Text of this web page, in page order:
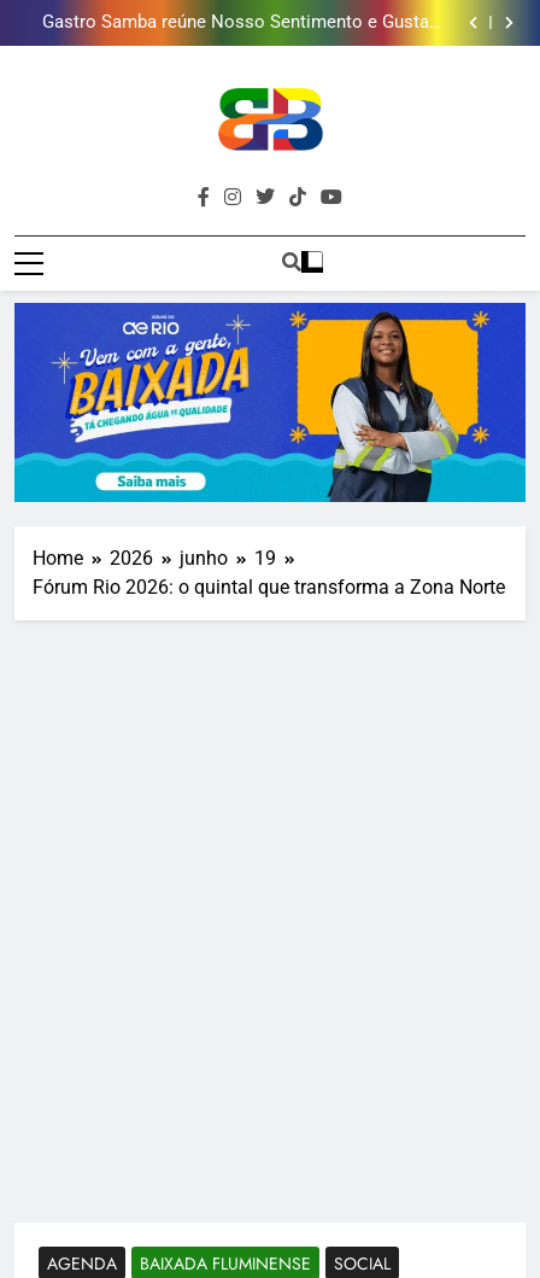
mais combina com ele
Lins em Nova Iguaçu neste fim de semana
Shopping Grande Rio sorteia MacBook e oferece
vinho em campanha de Dia dos Pais
Obra garante a preservação de 190 milhões de litros
presentear o seu pai. Descubra como escolher o que
mais combina com ele
Gastro Samba reúne Nosso Sentimento e Gustavo
Lins em Nova Iguaçu neste fim de semana
Shopping Grande Rio sorteia MacBook e oferece
vinho em campanha de Dia dos Pais
Obra garante a preservação de 190 milhões de litros
de água por ano na Baixada Fluminense
Brava
Baixada
Baixada Fluminense Em Destaque!
Home 2026 junho
19
Fórum Rio 2026: o quintal que transforma a Zona Norte
AGENDA BAIXADA FLUMINENSE SOCIAL